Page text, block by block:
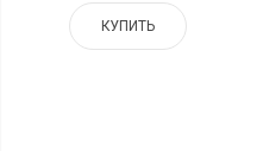
КУПИТЬ